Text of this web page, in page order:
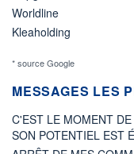
Worldline
Kleaholding
* source Google
MESSAGES LES
C'EST LE MOMENT
SON POTENTIEL EST